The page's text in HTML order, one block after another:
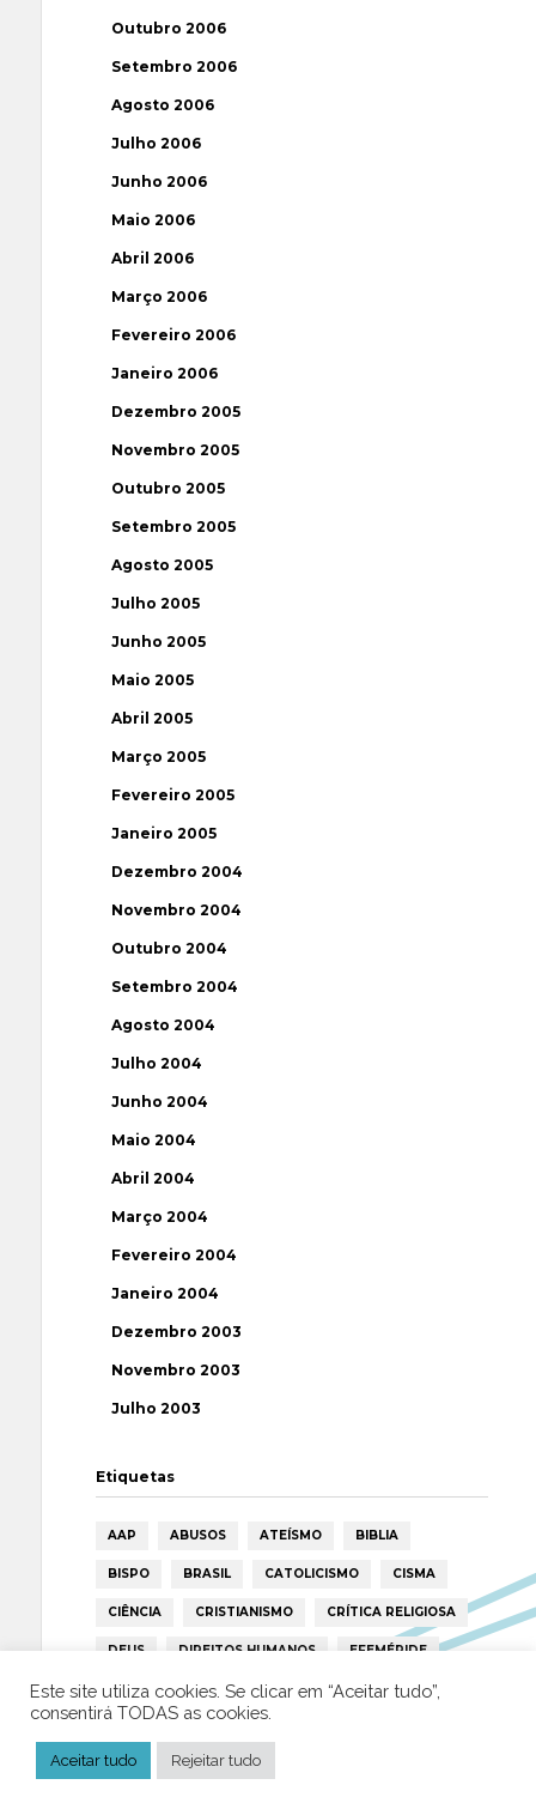
Outubro 2006
Setembro 2006
Agosto 2006
Julho 2006
Junho 2006
Maio 2006
Abril 2006
Março 2006
Fevereiro 2006
Janeiro 2006
Dezembro 2005
Novembro 2005
Outubro 2005
Setembro 2005
Agosto 2005
Julho 2005
Junho 2005
Maio 2005
Abril 2005
Março 2005
Fevereiro 2005
Janeiro 2005
Dezembro 2004
Novembro 2004
Outubro 2004
Setembro 2004
Agosto 2004
Julho 2004
Junho 2004
Maio 2004
Abril 2004
Março 2004
Fevereiro 2004
Janeiro 2004
Dezembro 2003
Novembro 2003
Julho 2003
Etiquetas
AAP ABUSOS ATEÍSMO BIBLIA
BISPO BRASIL CATOLICISMO CISMA
CIÊNCIA CRISTIANISMO CRÍTICA RELIGIOSA
DEUS DIREITOS HUMANOS EFEMÉRIDE
ESPIRITISMO ESTATÍSTICAS FILOSOFIA
ICAR IGREJA ISLAMISMO
Este site utiliza cookies. Se clicar em “Aceitar tudo”,
consentirá TODAS as cookies.
Aceitar tudo Rejeitar tudo